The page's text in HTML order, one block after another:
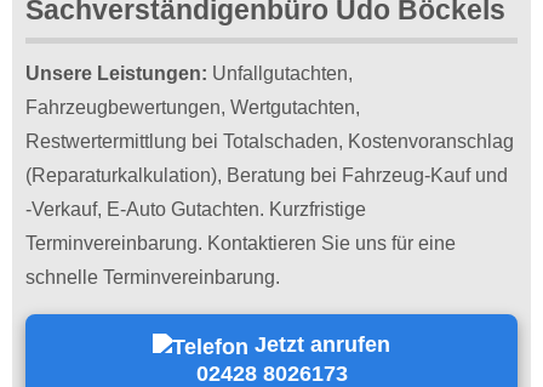
Sachverständigenbüro Udo Böckels
Unsere Leistungen: Unfallgutachten,
Fahrzeugbewertungen, Wertgutachten,
Restwertermittlung bei Totalschaden, Kostenvoranschlag
(Reparaturkalkulation), Beratung bei Fahrzeug-Kauf und
-Verkauf, E-Auto Gutachten. Kurzfristige
Terminvereinbarung. Kontaktieren Sie uns für eine
schnelle Terminvereinbarung.
Jetzt anrufen
02428 8026173